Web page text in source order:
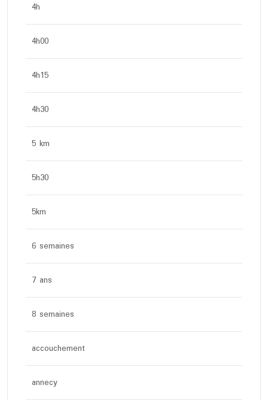
4h
4h00
4h15
4h30
5 km
5h30
5km
6 semaines
7 ans
8 semaines
accouchement
annecy